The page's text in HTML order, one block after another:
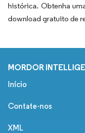
histórica. Obtenha
download gratuito de
MORDOR
Início
Contate-nos
XML